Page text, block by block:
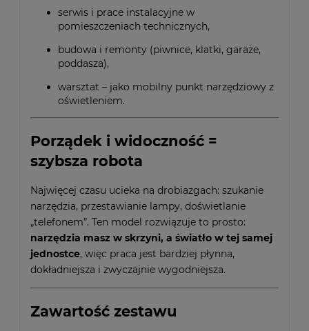
serwis i prace instalacyjne w
pomieszczeniach technicznych,
budowa i remonty (piwnice, klatki, garaże,
poddasza),
warsztat – jako mobilny punkt narzędziowy z
oświetleniem.
Porządek i widoczność =
szybsza robota
Najwięcej czasu ucieka na drobiazgach: szukanie
narzędzia, przestawianie lampy, doświetlanie
„telefonem”. Ten model rozwiązuje to prosto:
narzędzia masz w skrzyni, a światło w tej samej
jednostce, więc praca jest bardziej płynna,
dokładniejsza i zwyczajnie wygodniejsza.
Zawartość zestawu